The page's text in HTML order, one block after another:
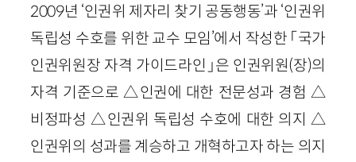
2009년 ‘인권위 제자리 찾기 공동행동’과 ‘인권위
독립성 수호를 위한 교수 모임’에서 작성한 「국가
인권위원장 자격 가이드라인」은 인권위원(장)의
자격 기준으로 △인권에 대한 전문성과 경험 △
비정파성 △인권위 독립성 수호에 대한 의지 △
인권위의 성과를 계승하고 개혁하고자 하는 의지